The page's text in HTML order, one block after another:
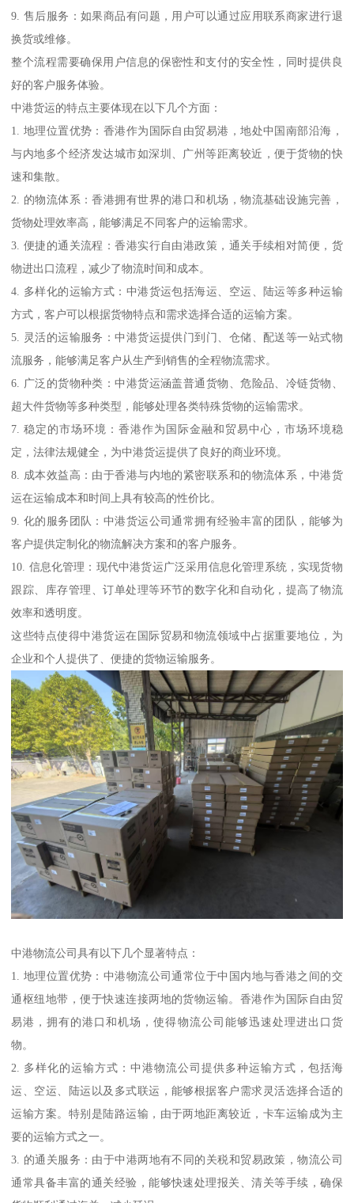
9. 售后服务：如果商品有问题，用户可以通过应用联系商家进行退
换货或维修。
整个流程需要确保用户信息的保密性和支付的安全性，同时提供良
好的客户服务体验。
中港货运的特点主要体现在以下几个方面：
1. 地理位置优势：香港作为国际自由贸易港，地处中国南部沿海，
与内地多个经济发达城市如深圳、广州等距离较近，便于货物的快
速和集散。
2. 的物流体系：香港拥有世界的港口和机场，物流基础设施完善，
货物处理效率高，能够满足不同客户的运输需求。
3. 便捷的通关流程：香港实行自由港政策，通关手续相对简便，货
物进出口流程，减少了物流时间和成本。
4. 多样化的运输方式：中港货运包括海运、空运、陆运等多种运输
方式，客户可以根据货物特点和需求选择合适的运输方案。
5. 灵活的运输服务：中港货运提供门到门、仓储、配送等一站式物
流服务，能够满足客户从生产到销售的全程物流需求。
6. 广泛的货物种类：中港货运涵盖普通货物、危险品、冷链货物、
超大件货物等多种类型，能够处理各类特殊货物的运输需求。
7. 稳定的市场环境：香港作为国际金融和贸易中心，市场环境稳
定，法律法规健全，为中港货运提供了良好的商业环境。
8. 成本效益高：由于香港与内地的紧密联系和的物流体系，中港货
运在运输成本和时间上具有较高的性价比。
9. 化的服务团队：中港货运公司通常拥有经验丰富的团队，能够为
客户提供定制化的物流解决方案和的客户服务。
10. 信息化管理：现代中港货运广泛采用信息化管理系统，实现货物
跟踪、库存管理、订单处理等环节的数字化和自动化，提高了物流
效率和透明度。
这些特点使得中港货运在国际贸易和物流领域中占据重要地位，为
企业和个人提供了、便捷的货物运输服务。
中港物流公司具有以下几个显著特点：
1. 地理位置优势：中港物流公司通常位于中国内地与香港之间的交
通枢纽地带，便于快速连接两地的货物运输。香港作为国际自由贸
易港，拥有的港口和机场，使得物流公司能够迅速处理进出口货
物。
2. 多样化的运输方式：中港物流公司提供多种运输方式，包括海
运、空运、陆运以及多式联运，能够根据客户需求灵活选择合适的
运输方案。特别是陆路运输，由于两地距离较近，卡车运输成为主
要的运输方式之一。
3. 的通关服务：由于中港两地有不同的关税和贸易政策，物流公司
通常具备丰富的通关经验，能够快速处理报关、清关等手续，确保